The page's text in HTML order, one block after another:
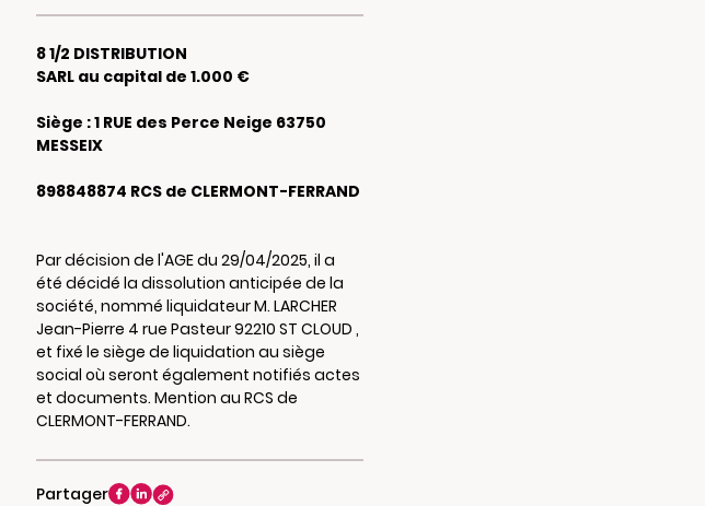
8 1/2 DISTRIBUTION
SARL au capital de 1.000 €
Siège : 1 RUE des Perce Neige 63750
MESSEIX
898848874 RCS de CLERMONT-FERRAND
Par décision de l'AGE du 29/04/2025, il a
été décidé la dissolution anticipée de la
société, nommé liquidateur M. LARCHER
Jean-Pierre 4 rue Pasteur 92210 ST CLOUD ,
et fixé le siège de liquidation au siège
social où seront également notifiés actes
et documents. Mention au RCS de
CLERMONT-FERRAND.
Partager